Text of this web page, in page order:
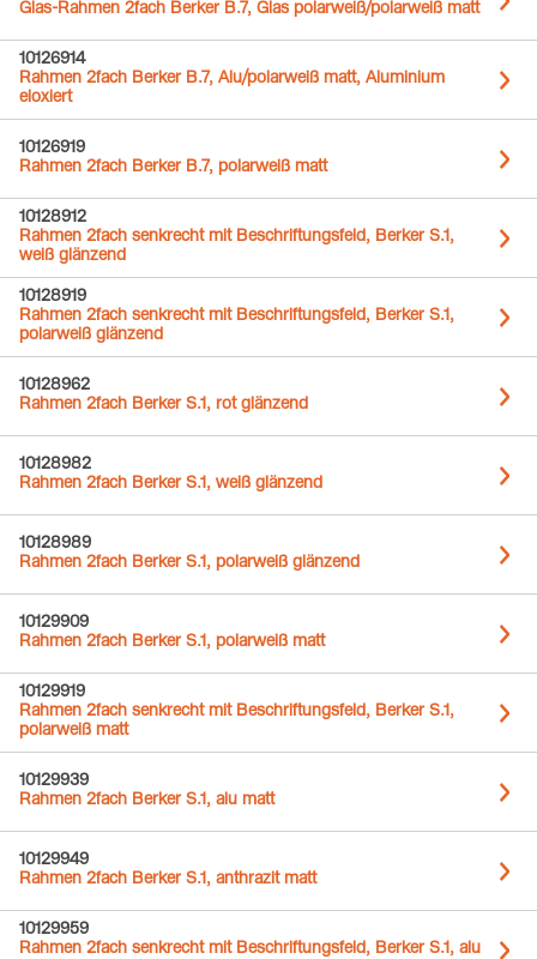
Glas-Rahmen 2fach Berker B.7, Glas polarweiß/polarweiß matt
10126914
Rahmen 2fach Berker B.7, Alu/polarweiß matt, Aluminium
eloxiert
10126919
Rahmen 2fach Berker B.7, polarweiß matt
10128912
Rahmen 2fach senkrecht mit Beschriftungsfeld, Berker S.1,
weiß glänzend
10128919
Rahmen 2fach senkrecht mit Beschriftungsfeld, Berker S.1,
polarweiß glänzend
10128962
Rahmen 2fach Berker S.1, rot glänzend
10128982
Rahmen 2fach Berker S.1, weiß glänzend
10128989
Rahmen 2fach Berker S.1, polarweiß glänzend
10129909
Rahmen 2fach Berker S.1, polarweiß matt
10129919
Rahmen 2fach senkrecht mit Beschriftungsfeld, Berker S.1,
polarweiß matt
10129939
Rahmen 2fach Berker S.1, alu matt
10129949
Rahmen 2fach Berker S.1, anthrazit matt
10129959
Rahmen 2fach senkrecht mit Beschriftungsfeld, Berker S.1, alu